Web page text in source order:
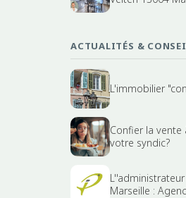
ACTUALITÉS &
L'immobilier
Confier la vente
votre syndic?
Marseille :